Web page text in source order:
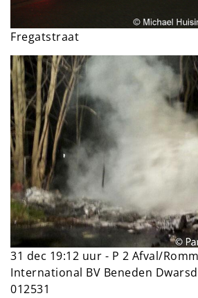
Fregatstraat
31 dec 19:12 uur - P 2 Afval/
International BV Beneden
012531